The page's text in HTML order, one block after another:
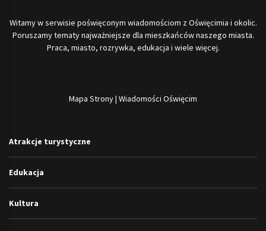
Witamy w serwisie poświęconym wiadomościom z Oświęcimia i okolic.
Poruszamy tematy najważniejsze dla mieszkańców naszego miasta.
Praca, miasto, rozrywka, edukacja i wiele więcej.
Mapa Strony| Wiadomości Oświęcim
Atrakcje turystyczne
Edukacja
Kultura